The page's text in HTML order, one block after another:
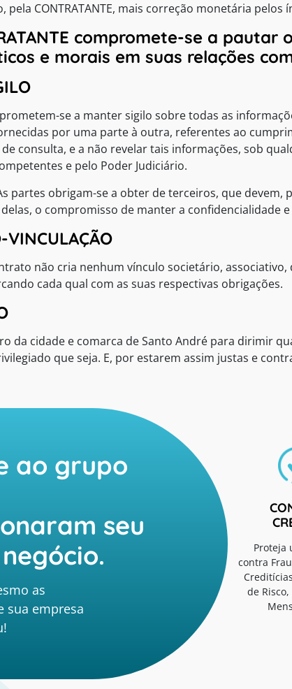
pela CONTRATANTE, mais correção monetária
compromete-se a
e morais em suas relações
se a manter sigilo sobre todas as
por uma parte à outra, referentes ao
consulta, e a não revelar tais informações, sob
e pelo Poder Judiciário.
partes obrigam-se a obter de terceiros, que
o compromisso de manter a confidencialidade
VINCULAÇÃO
não cria nenhum vínculo societário,
cada qual com as suas respectivas obrigações.
da cidade e comarca de Santo André para dirimir
que seja. E, por estarem assim justas e
ao grupo
seu
as
sua empresa
Proteja
contra
de